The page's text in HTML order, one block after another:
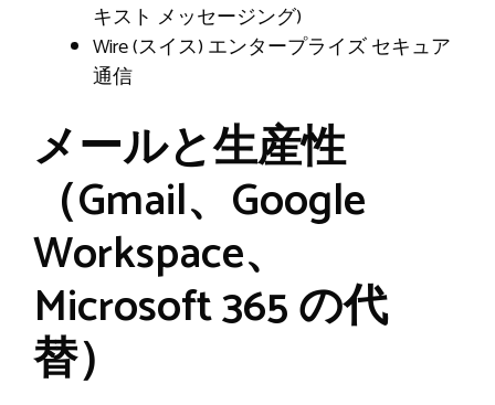
キスト メッセージング)
Wire (スイス) エンタープライズ セキュア
通信
メールと生産性
（Gmail、Google
Workspace、
Microsoft 365 の代
替）